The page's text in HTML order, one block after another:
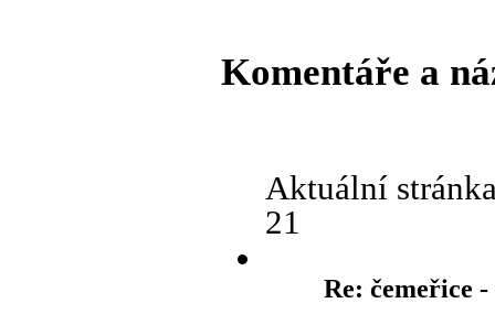
Komentáře a
Aktuální
21
Re: čemeřice